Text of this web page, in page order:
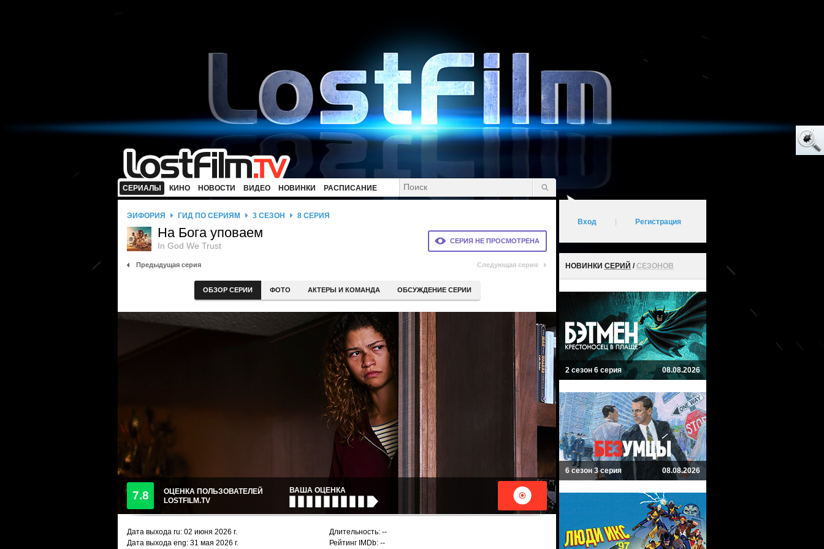
СЕРИАЛЫ КИНО НОВОСТИ ВИДЕО НОВИНКИ РАСПИСАНИЕ
СЕРИЯ НЕ ПРОСМОТРЕНА
ЭЙФОРИЯ ГИД ПО СЕРИЯМ 3 СЕЗОН 8 СЕРИЯ
На Бога уповаем
In God We Trust
Предыдущая серия Следующая серия
ОБЗОР СЕРИИ ФОТО АКТЕРЫ И КОМАНДА ОБСУЖДЕНИЕ СЕРИИ
7.8
ОЦЕНКА ПОЛЬЗОВАТЕЛЕЙ
LOSTFILM.TV
ВАША ОЦЕНКА
Дата выхода ru: 02 июня 2026 г.
Дата выхода eng: 31 мая 2026 г.
Длительность: --
Рейтинг IMDb: --
Вход Регистрация
НОВИНКИ СЕРИЙ /СЕЗОНОВ
2 сезон 6 серия 08.08.2026
6 сезон 3 серия 08.08.2026